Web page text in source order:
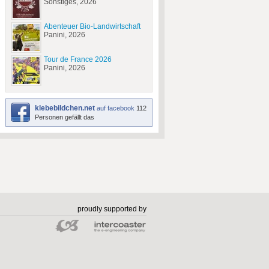
Sonstiges, 2026
Abenteuer Bio-Landwirtschaft
Panini, 2026
Tour de France 2026
Panini, 2026
klebebildchen.netauf facebook 112
Personen gefällt das
proudly supported by